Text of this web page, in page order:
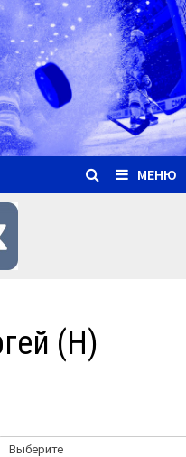
МЕНЮ
(Н)
Выберите